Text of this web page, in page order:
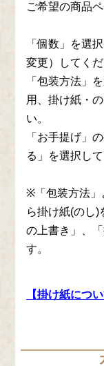
ご希望の商品
「個数」を選
変更）してくだ
「包装方法」
用、掛け紙・
い。
「お手提げ」
る」を選択して
※「包装方法」
ら掛け紙(のし)
の上書き」、
す。
【掛け紙につ